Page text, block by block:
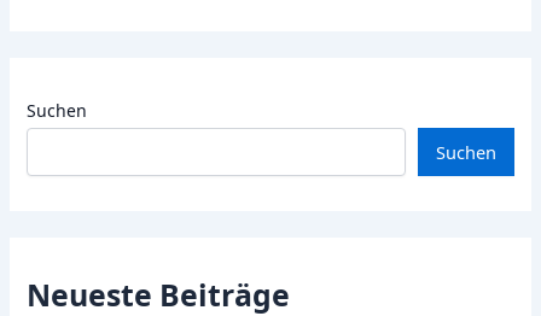
Suchen
Suchen
Neueste Beiträge